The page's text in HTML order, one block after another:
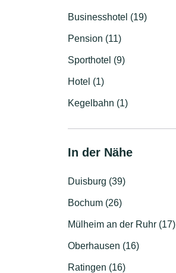
Businesshotel (19)
Pension (11)
Sporthotel (9)
Hotel (1)
Kegelbahn (1)
In der Nähe
Duisburg (39)
Bochum (26)
Mülheim an der Ruhr (17)
Oberhausen (16)
Ratingen (16)